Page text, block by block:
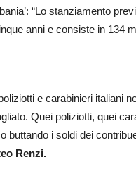
“Lo stanziamento
anni e consiste in 134
e carabinieri italiani
Quei poliziotti, quei
buttando i soldi dei
Renzi.